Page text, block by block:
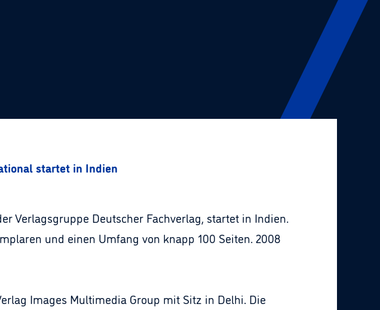
startet in Indien
Verlagsgruppe Deutscher Fachverlag, startet in Indien.
und einen Umfang von knapp 100 Seiten. 2008
Images Multimedia Group mit Sitz in Delhi. Die